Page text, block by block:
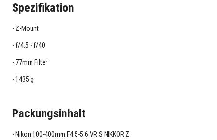
Spezifikation
Z-Mount
f/4.5 - f/40
77mm Filter
1435 g
Packungsinhalt
Nikon 100-400mm F4.5-5.6 VR S NIKKOR Z